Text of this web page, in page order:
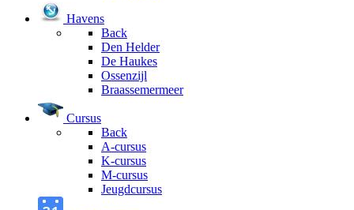
Havens
Back
Den Helder
De Haukes
Ossenzijl
Braassemermeer
Cursus
Back
A-cursus
K-cursus
M-cursus
Jeugdcursus